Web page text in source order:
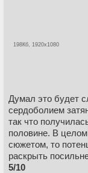
198Кб, 1920x1080
Думал это будет
сердоболием
так что
половине. В
сюжетом, то
раскрыть
5/10